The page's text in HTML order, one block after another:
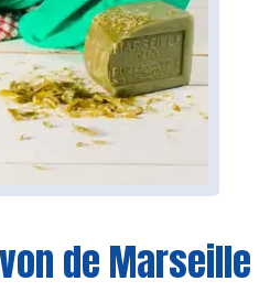
de Marseille